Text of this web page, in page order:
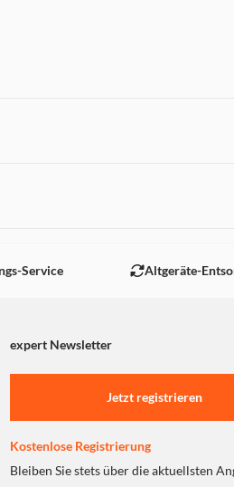
Service Altgeräte-
expert Newsletter
Jetzt registrieren
Kostenlose Registrierung
Bleiben Sie stets über die aktuellsten